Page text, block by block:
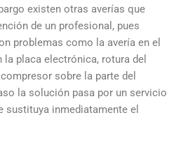
existen otras averías que
de un profesional, pues
problemas como la avería en el
placa electrónica, rotura del
sobre la parte del
la solución pasa por un servicio
inmediatamente el